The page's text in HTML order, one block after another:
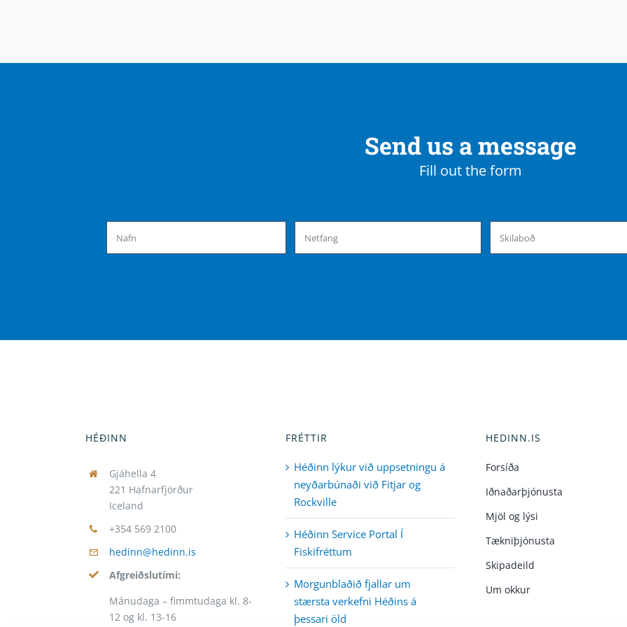
Send us a message
Fill out the form
HÉÐINN
Gjáhella 4
221 Hafnarfjörður
Iceland
+354 569 2100
hedinn@hedinn.is
Afgreiðslutími:
Mánudaga – fimmtudaga kl. 8-
12 og kl. 13-16
FRÉTTIR
Héðinn lýkur við uppsetningu á
neyðarbúnaði við Fitjar og
Rockville
Héðinn Service Portal Í
Fiskifréttum
Morgunblaðið fjallar um
stærsta verkefni Héðins á
þessari öld
HEDINN.IS
Forsíða
Iðnaðarþjónusta
Mjöl og lýsi
Tækniþjónusta
Skipadeild
Um okkur